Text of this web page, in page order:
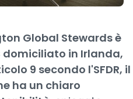
Global Stewards è
domiciliato in Irlanda,
9 secondo l'SFDR, il
ha un chiaro